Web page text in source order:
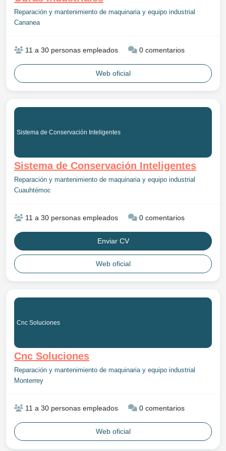
Reparación y mantenimiento de maquinaria y equipo industrial
Cananea
11 a 30 personas empleados 0 comentarios
Web oficial
Sistema de Conservación Inteligentes
Sistema de Conservación Inteligentes
Reparación y mantenimiento de maquinaria y equipo industrial
Cuauhtémoc
11 a 30 personas empleados 0 comentarios
Enviar CV
Web oficial
Cnc Soluciones
Cnc Soluciones
Reparación y mantenimiento de maquinaria y equipo industrial
Monterrey
11 a 30 personas empleados 0 comentarios
Web oficial